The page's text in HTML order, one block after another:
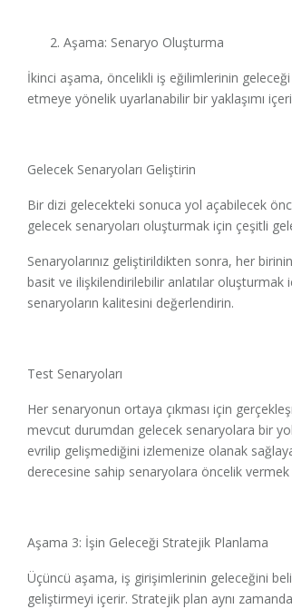
Aşama: Senaryo Oluşturma
İkinci aşama, öncelikli iş eğilimlerinin
etmeye yönelik uyarlanabilir bir yaklaşımı
Gelecek Senaryoları Geliştirin
Bir dizi gelecekteki sonuca yol açabilecek
gelecek senaryoları oluşturmak için çeşitli
Senaryolarınız geliştirildikten sonra, her
basit ve ilişkilendirilebilir anlatılar oluşturmak
senaryoların kalitesini değerlendirin.
Test Senaryoları
Her senaryonun ortaya çıkması için
mevcut durumdan gelecek senaryolara bir
evrilip gelişmediğini izlemenize olanak
derecesine sahip senaryolara öncelik vermek
Aşama 3: İşin Geleceği Stratejik Planlama
Üçüncü aşama, iş girişimlerinin geleceğini
geliştirmeyi içerir. Stratejik plan aynı